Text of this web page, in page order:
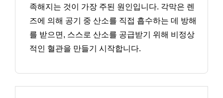
족해지는 것이 가장 주된 원인입니다. 각막은 렌
즈에 의해 공기 중 산소를 직접 흡수하는 데 방해
를 받으면, 스스로 산소를 공급받기 위해 비정상
적인 혈관을 만들기 시작합니다.